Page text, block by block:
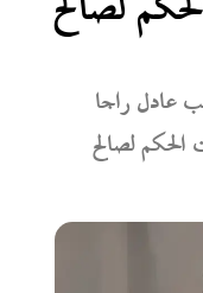
عادل راجا
الحكم لصالح